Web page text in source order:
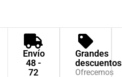
Envío
48 -
72
Grandes
descuentos
Ofrecemos